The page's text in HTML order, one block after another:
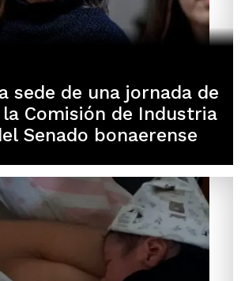
sede de una jornada de
Comisión de Industria
Senado bonaerense